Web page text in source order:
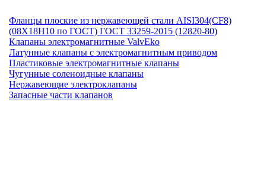
Фланцы плоские из нержавеющей стали AISI304(CF8)
(08Х18Н10 по ГОСТ) ГОСТ 33259-2015 (12820-80)
Клапаны электромагнитные ValvEko
Латунные клапаны с электромагнитным приводом
Пластиковые электромагнитные клапаны
Чугунные соленоидные клапаны
Нержавеющие электроклапаны
Запасные части клапанов